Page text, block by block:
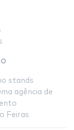
stands
agência de
Feiras